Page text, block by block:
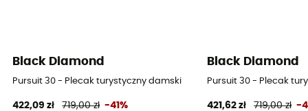
Black Diamond
Pursuit 30 - Plecak turystyczny damski
422,09 zł 719,00 zł -41%
Black Diamond
Pursuit 30 - Plecak
421,62 zł 719,00 zł -